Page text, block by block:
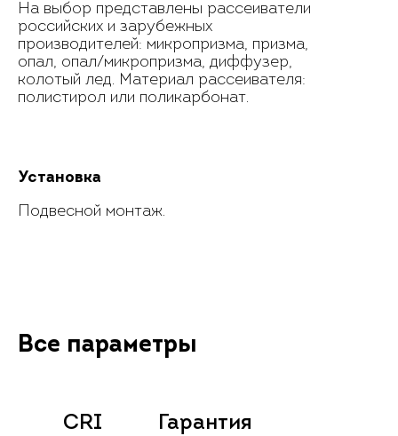
На выбор представлены рассеиватели
российских и зарубежных
производителей: микропризма, призма,
опал, опал/микропризма, диффузер,
колотый лед. Материал рассеивателя:
полистирол или поликарбонат.
Установка
Подвесной монтаж.
Все параметры
CRI Гарантия